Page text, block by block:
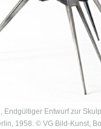
Endgültiger Entwurf zur
1958. © VG Bild-Kunst,